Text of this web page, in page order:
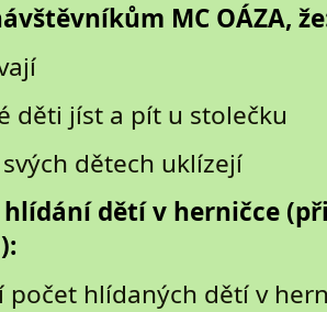
MC OÁZA,
děti jíst a pít u stolečku
dětech uklízejí
dětí v herničce
počet hlídaných dětí v